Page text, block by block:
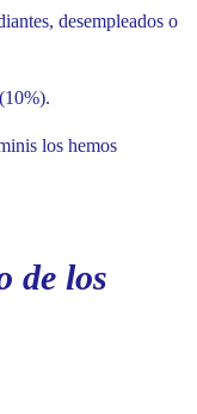
desempleados o
los hemos
de los